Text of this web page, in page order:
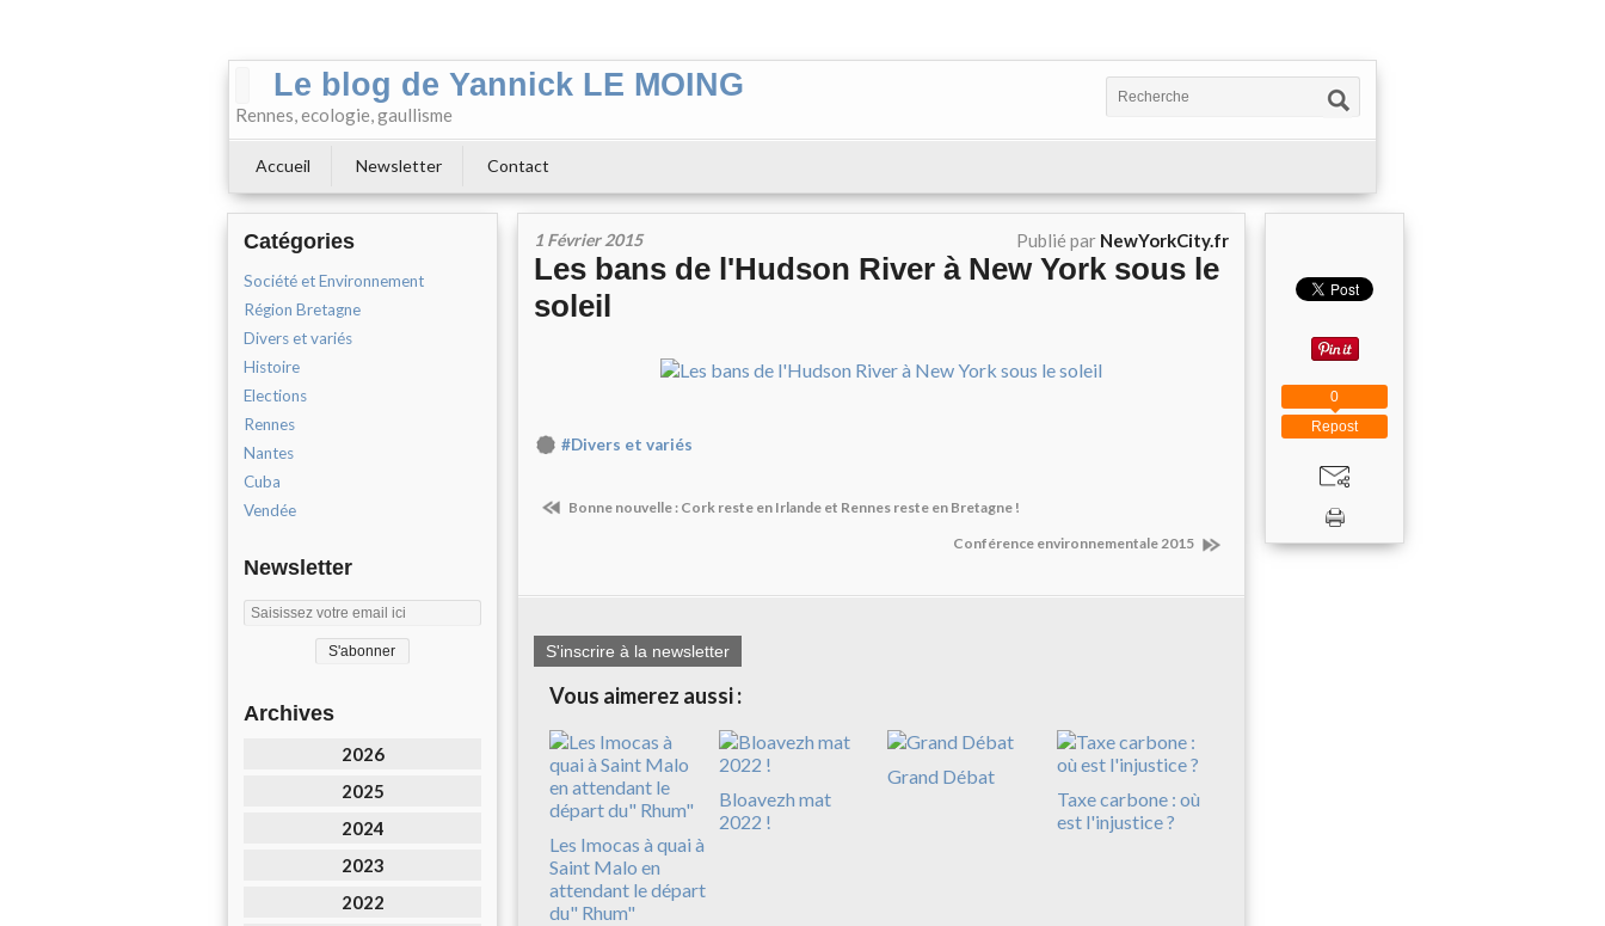
Le blog de Yannick LE MOING
Rennes, ecologie, gaullisme
Accueil Newsletter Contact
Catégories
Société et Environnement
Région Bretagne
Divers et variés
Histoire
Elections
Rennes
Nantes
Cuba
Vendée
Newsletter
Archives
2026
2025
2024
2023
2022
1 Février 2015 Publié par NewYorkCity.fr
Les bans de l'Hudson River à New York sous le
soleil
#Divers et variés
Bonne nouvelle : Cork reste en Irlande et Rennes reste en Bretagne !
Conférence environnementale 2015
S'inscrire à la newsletter
Vous aimerez aussi :
Les Imocas à quai à
Saint Malo en
attendant le départ
du" Rhum"
Bloavezh mat
2022 !
Grand Débat
Taxe carbone : où
est l'injustice ?
Repost
0